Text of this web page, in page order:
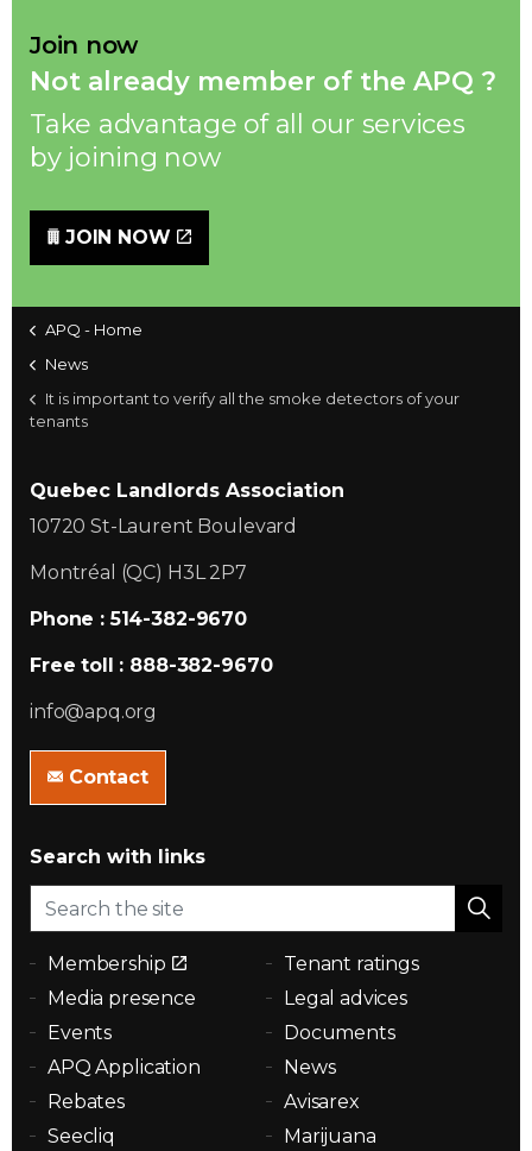
Join now
Not already member of the APQ ?
Take advantage of all our services
by joining now
JOIN NOW
APQ - Home
News
It is important to verify all the smoke detectors of your
tenants
Quebec Landlords Association
10720 St-Laurent Boulevard
Montréal (QC) H3L 2P7
Phone : 514-382-9670
Free toll : 888-382-9670
info@apq.org
Contact
Search with links
Membership
Tenant ratings
Media presence
Legal advices
Events
Documents
APQ Application
News
Rebates
Avisarex
Seecliq
Marijuana